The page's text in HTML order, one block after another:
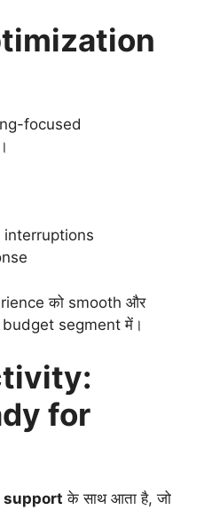
focused
interruptions
को smooth और
budget segment में।
for
support के साथ आता है, जो